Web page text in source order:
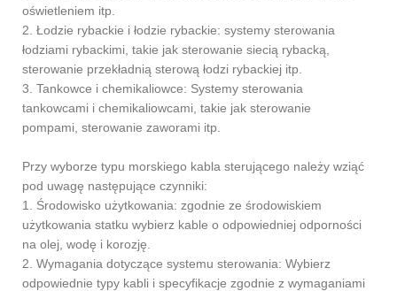
oświetleniem itp.
2. Łodzie rybackie i łodzie rybackie: systemy sterowania
łodziami rybackimi, takie jak sterowanie siecią rybacką,
sterowanie przekładnią sterową łodzi rybackiej itp.
3. Tankowce i chemikaliowce: Systemy sterowania
tankowcami i chemikaliowcami, takie jak sterowanie
pompami, sterowanie zaworami itp.
Przy wyborze typu morskiego kabla sterującego należy wziąć
pod uwagę następujące czynniki:
1. Środowisko użytkowania: zgodnie ze środowiskiem
użytkowania statku wybierz kable o odpowiedniej odporności
na olej, wodę i korozję.
2. Wymagania dotyczące systemu sterowania: Wybierz
odpowiednie typy kabli i specyfikacje zgodnie z wymaganiami